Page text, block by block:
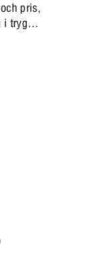
pris,
i trygga